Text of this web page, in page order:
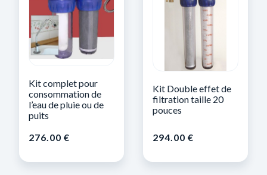
Kit complet pour
consommation de
l’eau de pluie ou de
puits
276.00 €
Kit Double effet de
filtration taille 20
pouces
294.00 €